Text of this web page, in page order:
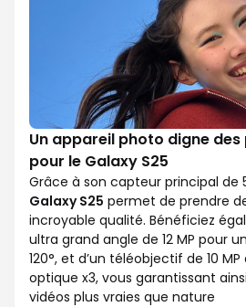
Un appareil photo digne
pour le Galaxy S25
Grâce à son capteur principal de
Galaxy S25 permet de prendre
incroyable qualité. Bénéficiez
ultra grand angle de 12 MP pour
120°, et d’un téléobjectif de 10
optique x3, vous garantissant
vidéos plus vraies que nature